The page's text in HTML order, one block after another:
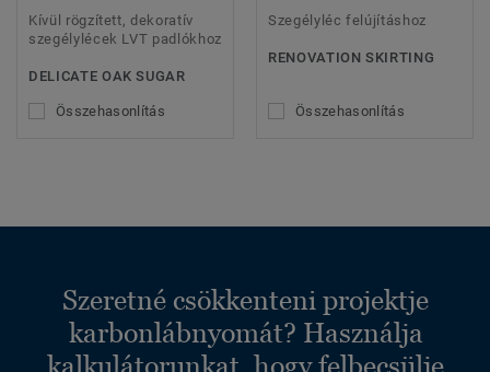
Kívül rögzített, dekoratív
szegélylécek LVT padlókhoz
DELICATE OAK SUGAR
Összehasonlítás
Szegélyléc felújításhoz
RENOVATION SKIRTING
Összehasonlítás
Szeretné csökkenteni projektje
karbonlábnyomát? Használja
kalkulátorunkat, hogy felbecsülje